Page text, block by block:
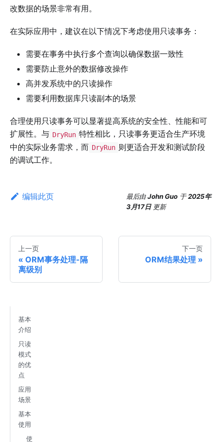
改数据的场景非常有用。
在实际应用中，建议在以下情况下考虑使用只读事务：
需要在事务中执行多个查询以确保数据一致性
需要防止意外的数据修改操作
高并发系统中的只读操作
需要利用数据库只读副本的场景
合理使用只读事务可以显著提高系统的安全性、性能和可
扩展性。与 DryRun 特性相比，只读事务更适合生产环境
中的实际业务需求，而 DryRun 则更适合开发和测试阶段
的调试工作。
编辑此页 最后由John Guo 于2025年
3月17日 更新
上一页
ORM事务处理-隔
离级别
下一页
ORM结果处理
基本
介绍
只读
模式
的优
点
应用
场景
基本
使用
使